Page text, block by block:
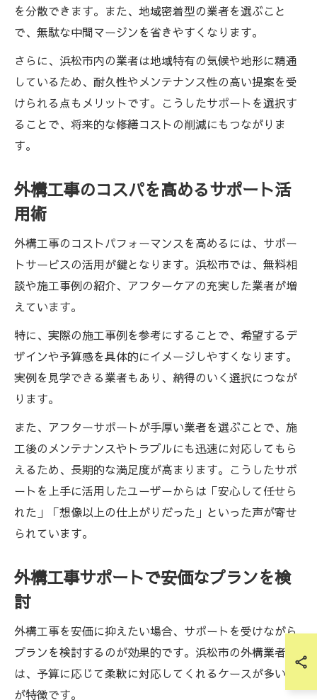
を分散できます。また、地域密着型の業者を選ぶこと
で、無駄な中間マージンを省きやすくなります。
さらに、浜松市内の業者は地域特有の気候や地形に精通
しているため、耐久性やメンテナンス性の高い提案を受
けられる点もメリットです。こうしたサポートを選択す
ることで、将来的な修繕コストの削減にもつながりま
す。
外構工事のコスパを高めるサポート活
用術
外構工事のコストパフォーマンスを高めるには、サポー
トサービスの活用が鍵となります。浜松市では、無料相
談や施工事例の紹介、アフターケアの充実した業者が増
えています。
特に、実際の施工事例を参考にすることで、希望するデ
ザインや予算感を具体的にイメージしやすくなります。
実例を見学できる業者もあり、納得のいく選択につなが
ります。
また、アフターサポートが手厚い業者を選ぶことで、施
工後のメンテナンスやトラブルにも迅速に対応してもら
えるため、長期的な満足度が高まります。こうしたサポ
ートを上手に活用したユーザーからは「安心して任せら
れた」「想像以上の仕上がりだった」といった声が寄せ
られています。
外構工事サポートで安価なプランを検
討
外構工事を安価に抑えたい場合、サポートを受けながら
プランを検討するのが効果的です。浜松市の外構業者
は、予算に応じて柔軟に対応してくれるケースが多いの
が特徴です。